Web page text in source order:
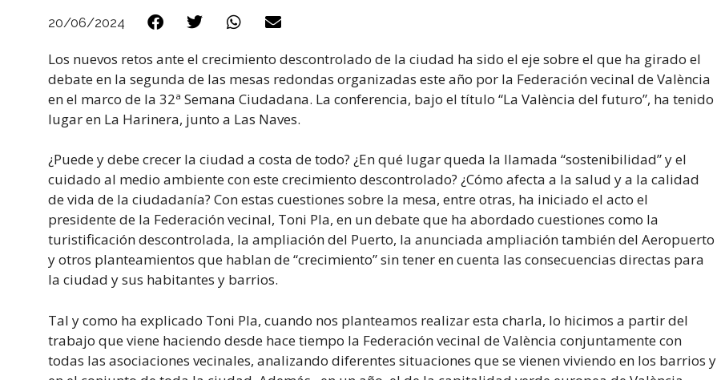
20/06/2024
Los nuevos retos ante el crecimiento descontrolado de la ciudad ha sido el eje sobre el que ha girado el
debate en la segunda de las mesas redondas organizadas este año por la Federación vecinal de València
en el marco de la 32ª Semana Ciudadana. La conferencia, bajo el título “La València del futuro”, ha tenido
lugar en La Harinera, junto a Las Naves.
¿Puede y debe crecer la ciudad a costa de todo? ¿En qué lugar queda la llamada “sostenibilidad” y el
cuidado al medio ambiente con este crecimiento descontrolado? ¿Cómo afecta a la salud y a la calidad
de vida de la ciudadanía? Con estas cuestiones sobre la mesa, entre otras, ha iniciado el acto el
presidente de la Federación vecinal, Toni Pla, en un debate que ha abordado cuestiones como la
turistificación descontrolada, la ampliación del Puerto, la anunciada ampliación también del Aeropuerto
y otros planteamientos que hablan de “crecimiento” sin tener en cuenta las consecuencias directas para
la ciudad y sus habitantes y barrios.
Tal y como ha explicado Toni Pla, cuando nos planteamos realizar esta charla, lo hicimos a partir del
trabajo que viene haciendo desde hace tiempo la Federación vecinal de València conjuntamente con
todas las asociaciones vecinales, analizando diferentes situaciones que se vienen viviendo en los barrios y